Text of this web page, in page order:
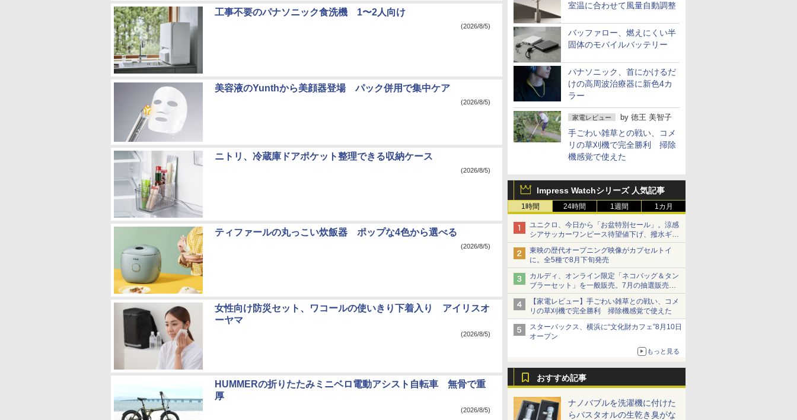
室温に合わせて風量自動調整
バッファロー、燃えにくい半
固体のモバイルバッテリー
パナソニック、首にかけるだ
けの高周波治療器に新色4カ
ラー
家電レビュー by 徳王 美智子
手ごわい雑草との戦い、コメ
リの草刈機で完全勝利 掃除
機感覚で使えた
Impress Watchシリーズ 人気記事
1時間 24時間 1週間 1カ月
ユニクロ、今日から「お盆特別セール」。涼感
シアサッカーワンピース待望値下げ、撥水ギア
ショーツは1990円に
東映の歴代オープニング映像がカプセルトイ
に。全5種で8月下旬発売
カルディ、オンライン限定「ネコバッグ＆タン
ブラーセット」を一般販売。7月の抽選販売の
当選無効分
【家電レビュー】手ごわい雑草との戦い、コメ
リの草刈機で完全勝利 掃除機感覚で使えた
スターバックス、横浜に“文化財カフェ”8月10日
オープン
もっと見る
おすすめ記事
ナノバブルを洗濯機に付けた
らバスタオルの生乾き臭がな
工事不要のパナソニック食洗機 1〜2人向け
(2026/8/5)
美容液のYunthから美顔器登場 パック併用で集中ケア
(2026/8/5)
ニトリ、冷蔵庫ドアポケット整理できる収納ケース
(2026/8/5)
ティファールの丸っこい炊飯器 ポップな4色から選べる
(2026/8/5)
女性向け防災セット、ワコールの使いきり下着入り アイリスオ
ーヤマ
(2026/8/5)
HUMMERの折りたたみミニベロ電動アシスト自転車 無骨で重
厚
(2026/8/5)